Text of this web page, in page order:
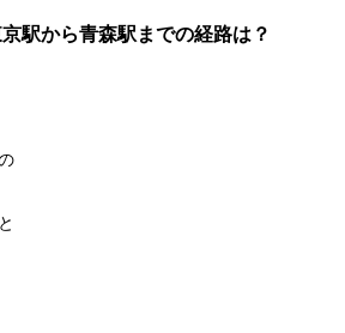
駅から青森駅までの経路は？